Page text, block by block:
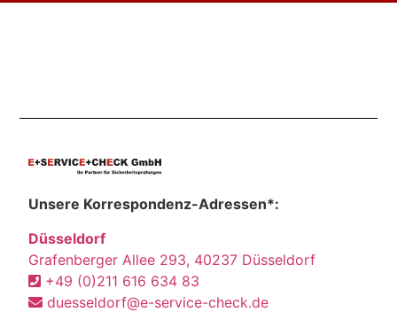
Unsere Korrespondenz-Adressen*:
Düsseldorf
Grafenberger Allee 293, 40237 Düsseldorf
+49 (0)211 616 634 83
duesseldorf@e-service-check.de